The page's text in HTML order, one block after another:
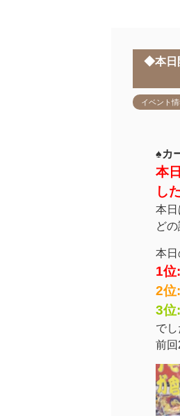
◆本日
イベント情
♠️カ
本
し
本
ど
本
1位
2位
3位
でし
前